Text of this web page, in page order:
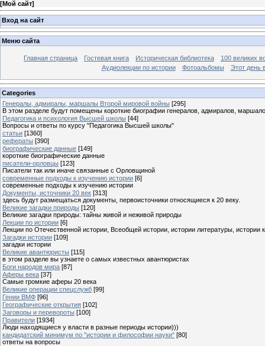
[Мой сайт]
Вход на сайт
Меню сайта
Главная страница Гостевая книга Историческая библиотека
100 великих
Аудиолекции по истории
Фотоальбомы Этот день
Categories
Генералы, адмиралы, маршалы Второй мировой войны [295]
В этом разделе будут помещены короткие биографии генералов, адмиралов,
Педагогика и психология Высшей школы [44]
Вопросы и ответы по курсу "Педагогика Высшей школы"
статьи [1360]
рефераты [390]
биографические данные [149]
короткие биографические данные
писатели-орловцы [123]
Писатели так или иначе связанные с Орловщиной
современные подходы к изучению истории [6]
современные подходы к изучению истории
Документы, источники 20 век [313]
здесь будут размещаться документы, первоисточники относящиеся к 20 веку.
Великие загадки природы [120]
Великие загадки природы: тайны живой и неживой природы
Лекции по истории [6]
Лекции по Отечественной истории, Всеобщей истории, истории литературы, истории
Загадки истории [109]
загадки истории
Великие авантюристы [115]
в этом разделе вы узнаете о самых известных авантюристах
Боги народов мира [87]
Аферы века [37]
Самые громкие аферы 20 века
Великие операции спецслужб [99]
Гении ВМФ [96]
Географические открытия [102]
Заговоры и перевороты [100]
Правители [1934]
Люди находящиеся у власти в разные периоды истории)))
кандидатский минимум по "истории и философии науки" [80]
ответы на вопросы